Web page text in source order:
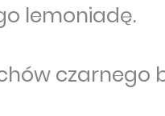
lemoniadę.
czarnego